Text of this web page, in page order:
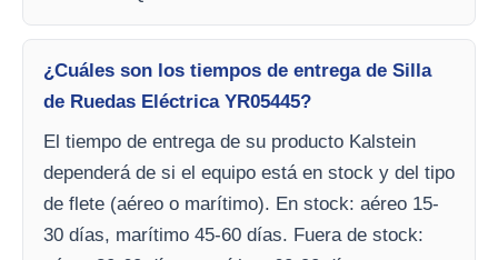
¿Cuáles son los tiempos de entrega de Silla
de Ruedas Eléctrica YR05445?
El tiempo de entrega de su producto Kalstein
dependerá de si el equipo está en stock y del tipo
de flete (aéreo o marítimo). En stock: aéreo 15-
30 días, marítimo 45-60 días. Fuera de stock: